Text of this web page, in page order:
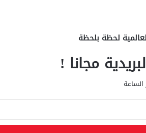
لحظة بلحظة
مجانا !